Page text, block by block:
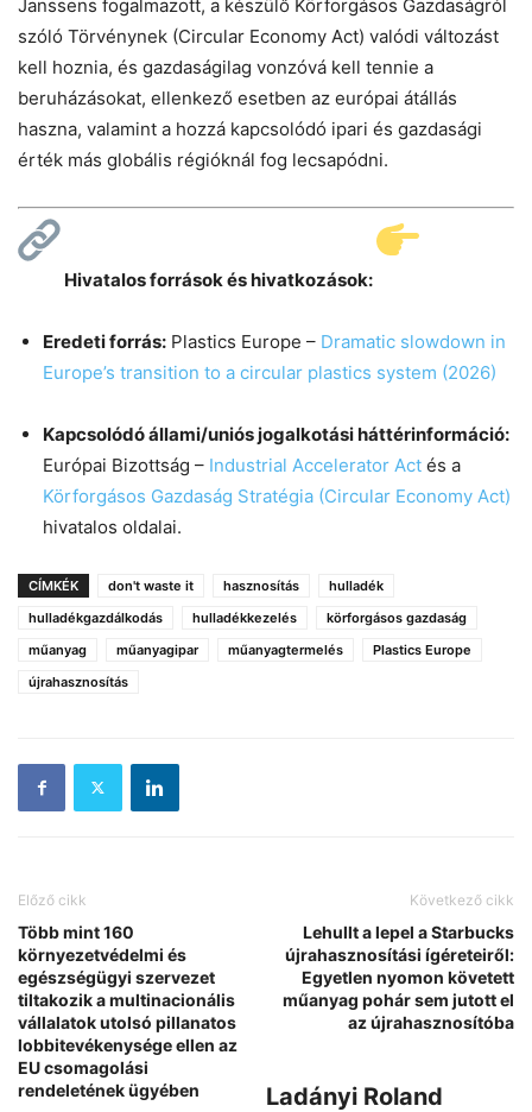
Janssens fogalmazott, a készülő Körforgásos Gazdaságról
szóló Törvénynek (Circular Economy Act) valódi változást
kell hoznia, és gazdaságilag vonzóvá kell tennie a
beruházásokat, ellenkező esetben az európai átállás
haszna, valamint a hozzá kapcsolódó ipari és gazdasági
érték más globális régióknál fog lecsapódni.
Hivatalos források és hivatkozások:
Eredeti forrás: Plastics Europe – Dramatic slowdown in
Europe’s transition to a circular plastics system (2026)
Kapcsolódó állami/uniós jogalkotási háttérinformáció:
Európai Bizottság – Industrial Accelerator Act és a
Körforgásos Gazdaság Stratégia (Circular Economy Act)
hivatalos oldalai.
CÍMKÉK don't waste it hasznosítás
hulladék
hulladékgazdálkodás
hulladékkezelés
körforgásos gazdaság
műanyag
műanyagipar műanyagtermelés
Plastics Europe
újrahasznosítás
Előző cikk
Több mint 160
környezetvédelmi és
egészségügyi szervezet
tiltakozik a multinacionális
vállalatok utolsó pillanatos
lobbitevékenysége ellen az
EU csomagolási
rendeletének ügyében
Következő cikk
Lehullt a lepel a Starbucks
újrahasznosítási ígéreteiről:
Egyetlen nyomon követett
műanyag pohár sem jutott el
az újrahasznosítóba
Ladányi Roland